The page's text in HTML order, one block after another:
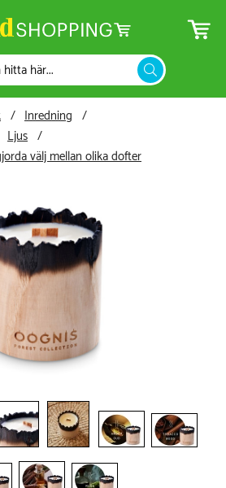
Inredning
Ljus
välj mellan olika dofter